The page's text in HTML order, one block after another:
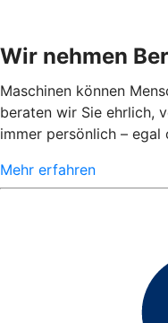
Wir nehmen
Maschinen können
beraten wir Sie ehrlich,
immer persönlich –
Mehr erfahren